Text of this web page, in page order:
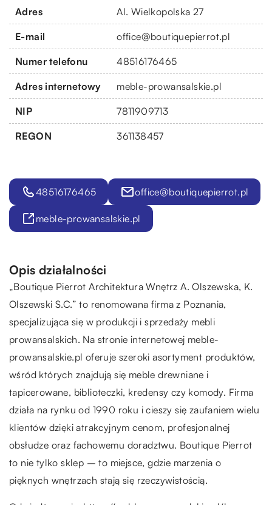
Adres Al. Wielkopolska 27
E-mail office@boutiquepierrot.pl
Numer telefonu 48516176465
Adres internetowy meble-prowansalskie.pl
NIP 7811909713
REGON 361138457
48516176465 office@boutiquepierrot.pl
meble-prowansalskie.pl
Opis działalności
„Boutique Pierrot Architektura Wnętrz A. Olszewska, K.
Olszewski S.C.” to renomowana firma z Poznania,
specjalizująca się w produkcji i sprzedaży mebli
prowansalskich. Na stronie internetowej meble-
prowansalskie.pl oferuje szeroki asortyment produktów,
wśród których znajdują się meble drewniane i
tapicerowane, biblioteczki, kredensy czy komody. Firma
działa na rynku od 1990 roku i cieszy się zaufaniem wielu
klientów dzięki atrakcyjnym cenom, profesjonalnej
obsłudze oraz fachowemu doradztwu. Boutique Pierrot
to nie tylko sklep – to miejsce, gdzie marzenia o
pięknych wnętrzach stają się rzeczywistością.